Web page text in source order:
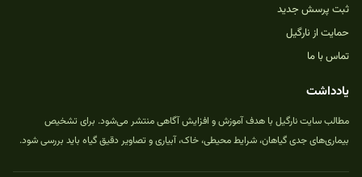
ثبت پرسش جدید
حمایت از نارگیل
تماس با ما
یادداشت
مطالب سایت نارگیل با هدف آموزش و افزایش آگاهی منتشر می‌شود. برای تشخیص
بیماری‌های جدی گیاهان، شرایط محیطی، خاک، آبیاری و تصاویر دقیق گیاه باید بررسی شود.